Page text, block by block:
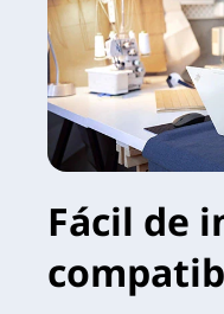
Fácil de